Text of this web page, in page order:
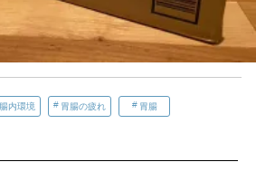
腸内環境 胃腸の疲れ 胃腸